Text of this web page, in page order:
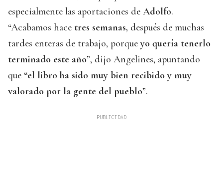
especialmente las aportaciones de Adolfo.
“Acabamos hace tres semanas, después de muchas
tardes enteras de trabajo, porqueyo quería tenerlo
terminado este año”, dijo Angelines, apuntando
que “el libro ha sido muy bien recibido y muy
valorado por la gente del pueblo”.